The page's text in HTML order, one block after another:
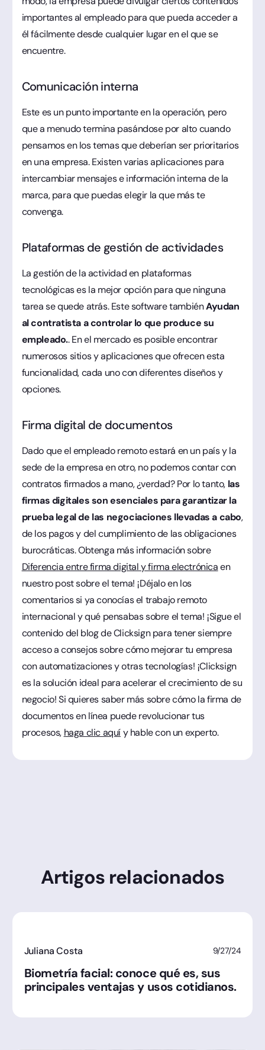
importantes al empleado para que pueda acceder a
él fácilmente desde cualquier lugar en el que se
encuentre.
Comunicación interna
Este es un punto importante en la operación, pero
que a menudo termina pasándose por alto cuando
pensamos en los temas que deberían ser prioritarios
en una empresa. Existen varias aplicaciones para
intercambiar mensajes e información interna de la
marca, para que puedas elegir la que más te
convenga.
Plataformas de gestión de actividades
La gestión de la actividad en plataformas
tecnológicas es la mejor opción para que ninguna
tarea se quede atrás. Este software tambiénAyudan
al contratista a controlar lo que produce su
empleado.. En el mercado es posible encontrar
numerosos sitios y aplicaciones que ofrecen esta
funcionalidad, cada uno con diferentes diseños y
opciones.
Firma digital de documentos
Dado que el empleado remoto estará en un país y la
sede de la empresa en otro, no podemos contar con
contratos firmados a mano, ¿verdad? Por lo tanto,las
firmas digitales son esenciales para garantizar la
prueba legal de las negociaciones llevadas a cabo,
de los pagos y del cumplimiento de las obligaciones
burocráticas. Obtenga más información sobre
Diferencia entre firma digital y firma electrónicaen
nuestro post sobre el tema! ¡Déjalo en los
comentarios si ya conocías el trabajo remoto
internacional y qué pensabas sobre el tema! ¡Sigue el
contenido del blog de Clicksign para tener siempre
acceso a consejos sobre cómo mejorar tu empresa
con automatizaciones y otras tecnologías! ¡Clicksign
es la solución ideal para acelerar el crecimiento de su
negocio! Si quieres saber más sobre cómo la firma de
documentos en línea puede revolucionar tus
procesos, haga clic aquíy hable con un experto.
Artigos relacionados
Juliana Costa 9/27/24
Biometría facial: conoce qué es, sus
principales ventajas y usos cotidianos.